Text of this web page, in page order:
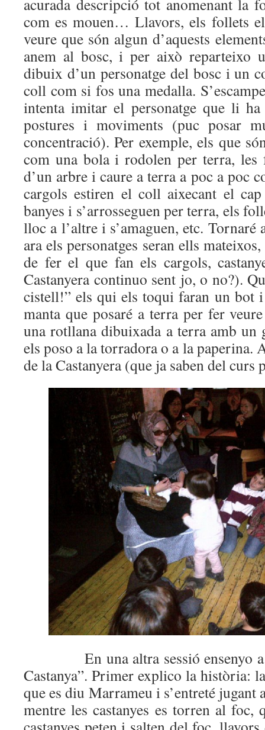
acurada descripció tot anomenant la
com es mouen… Llavors, els follets
veure que són algun d’aquests
anem al bosc, i per això reparteixo
dibuix d’un personatge del bosc i un
coll com si fos una medalla.
intenta imitar el personatge que li
postures i moviments (puc posar
concentració). Per exemple, els que
com una bola i rodolen per terra, les
d’un arbre i caure a terra a poc a poc
cargols estiren el coll aixecant el
banyes i s’arrosseguen per terra, els
lloc a l’altre i s’amaguen, etc.
ara els personatges seran ells
de fer el que fan els cargols,
Castanyera continuo sent jo, o no?).
cistell!” els qui els toqui faran un bot i
manta que posaré a terra per fer
una rotllana dibuixada a terra amb
els poso a la torradora o a la paperina.
de la Castanyera (que ja saben del curs
En una altra sessió ensenyo a
Castanya”. Primer explico la història:
que es diu Marrameu i s’entreté jugant
mentre les castanyes es torren al foc,